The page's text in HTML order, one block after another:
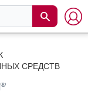
СРЕДСТВ
®